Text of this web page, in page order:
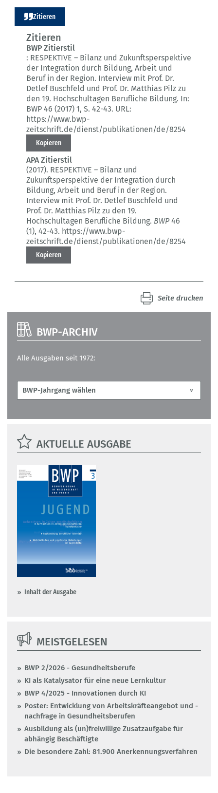
Zitieren
Zitieren
BWP Zitierstil
: RESPEKTIVE – Bilanz und Zukunftsperspektive
der Integration durch Bildung, Arbeit und
Beruf in der Region. Interview mit Prof. Dr.
Detlef Buschfeld und Prof. Dr. Matthias Pilz zu
den 19. Hochschultagen Berufliche Bildung. In:
BWP 46 (2017) 1, S. 42-43. URL:
https://www.bwp-
zeitschrift.de/dienst/publikationen/de/8254
Kopieren
APA Zitierstil
(2017). RESPEKTIVE – Bilanz und
Zukunftsperspektive der Integration durch
Bildung, Arbeit und Beruf in der Region.
Interview mit Prof. Dr. Detlef Buschfeld und
Prof. Dr. Matthias Pilz zu den 19.
Hochschultagen Berufliche Bildung. BWP46
(1), 42-43. https://www.bwp-
zeitschrift.de/dienst/publikationen/de/8254
Kopieren
Seite drucken
BWP-ARCHIV
Alle Ausgaben seit 1972:
AKTUELLE AUSGABE
Inhalt der Ausgabe
MEISTGELESEN
BWP 2/2026 - Gesundheitsberufe
KI als Katalysator für eine neue Lernkultur
BWP 4/2025 - Innovationen durch KI
Poster: Entwicklung von Arbeitskräfteangebot und -
nachfrage in Gesundheitsberufen
Ausbildung als (un)freiwillige Zusatzaufgabe für
abhängig Beschäftigte
Die besondere Zahl: 81.900 Anerkennungsverfahren